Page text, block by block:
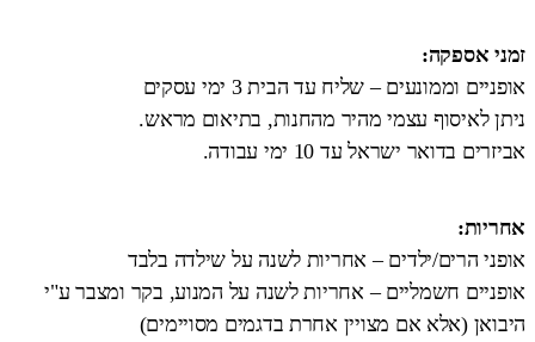
זמני אספקה:
אופניים וממונעים – שליח עד הבית 3 ימי עסקים
ניתן לאיסוף עצמי מהיר מהחנות, בתיאום מראש.
אביזרים בדואר ישראל עד 10 ימי עבודה.
אחריות:
אופני הרים/ילדים – אחריות לשנה על שילדה בלבד
אופניים חשמליים – אחריות לשנה על המנוע, בקר ומצבר ע"י
היבואן (אלא אם מצויין אחרת בדגמים מסויימים)